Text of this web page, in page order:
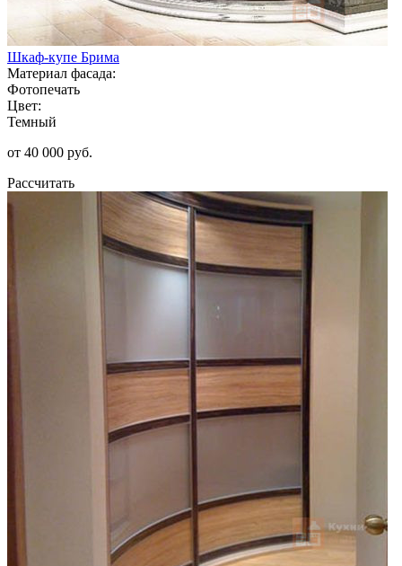
Шкаф-купе Брима
Материал фасада:
Фотопечать
Цвет:
Темный
от 40 000 руб.
Рассчитать